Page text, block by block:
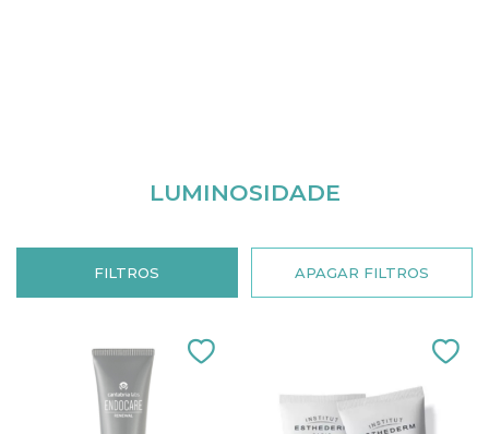
LUMINOSIDADE
FILTROS APAGAR FILTROS